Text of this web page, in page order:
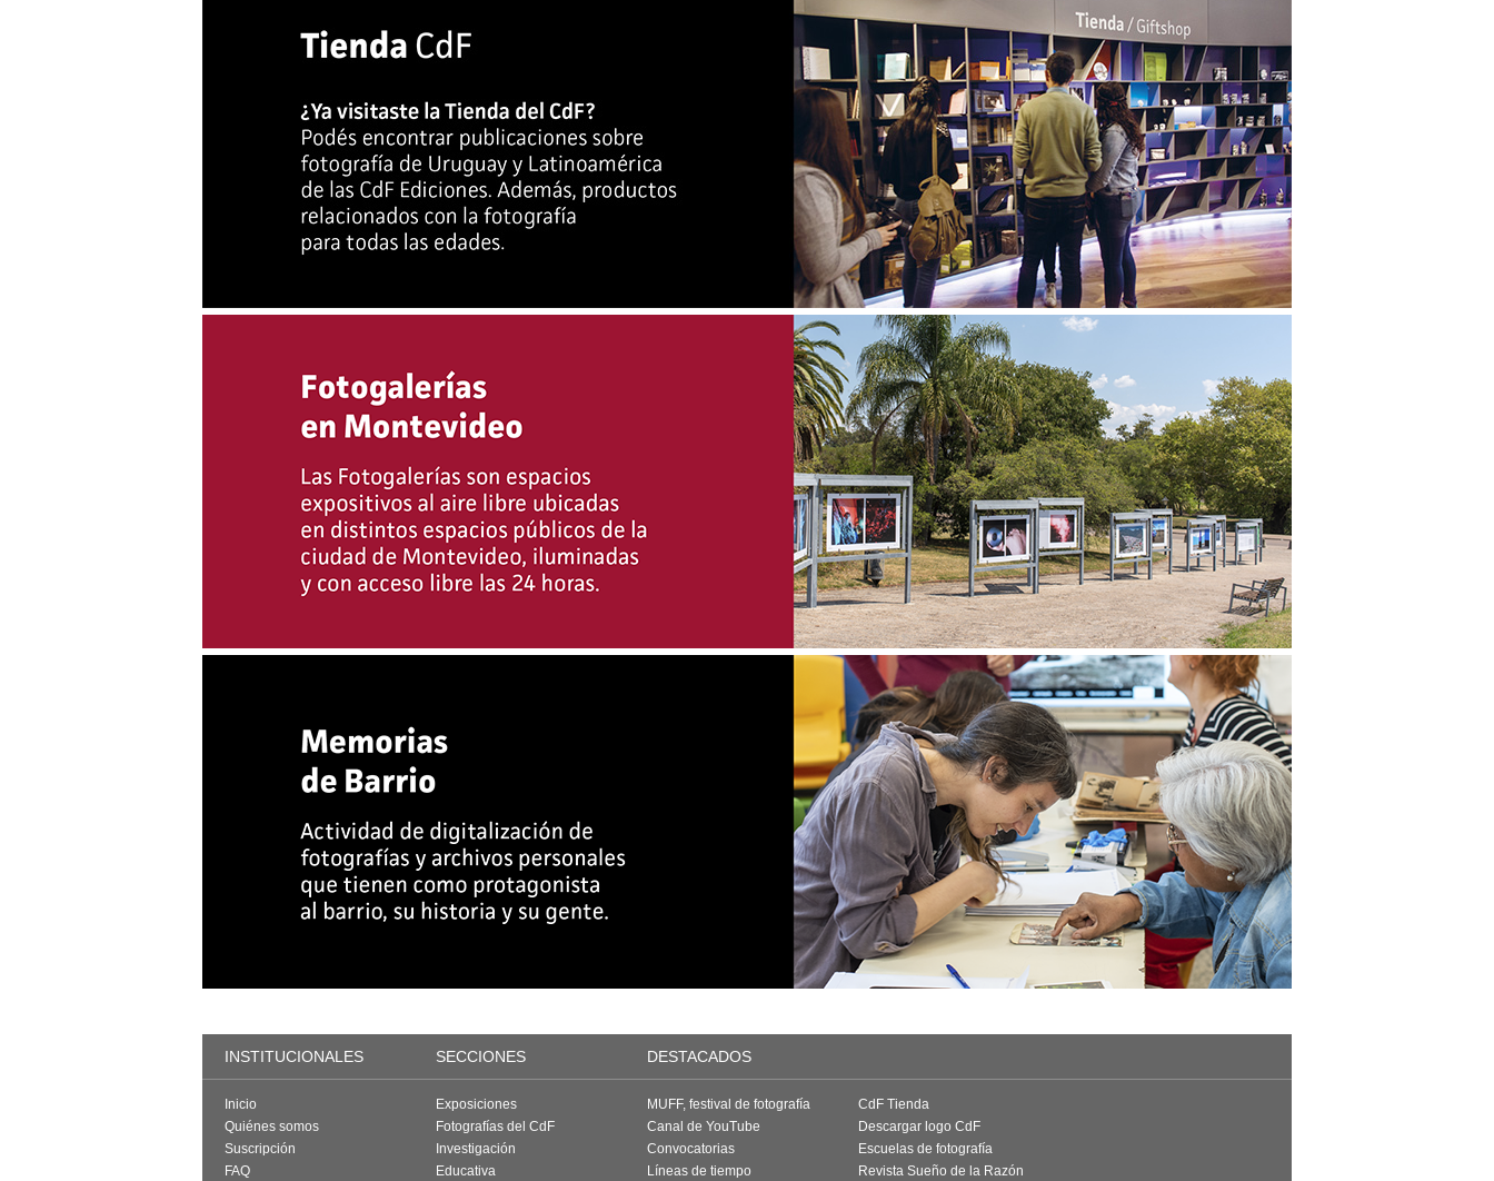
INSTITUCIONALES SECCIONES DESTACADOS
Inicio
Quiénes somos
Suscripción
FAQ
Exposiciones
Fotografías del CdF
Investigación
Educativa
MUFF, festival de fotografía
Canal de YouTube
Convocatorias
Líneas de tiempo
CdF Tienda
Descargar logo CdF
Escuelas de fotografía
Revista Sueño de la Razón